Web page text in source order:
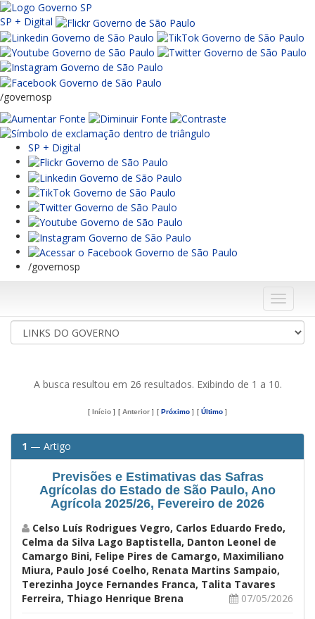
SP + Digital
/governosp
SP + Digital
/governosp
Menu
A busca resultou em 26 resultados. Exibindo de 1 a 10.
[ Início ] [ Anterior ] [ Próximo ] [ Último ]
1 — Artigo
Previsões e Estimativas das Safras
Agrícolas do Estado de São Paulo, Ano
Agrícola 2025/26, Fevereiro de 2026
Celso Luís Rodrigues Vegro, Carlos Eduardo Fredo,
Celma da Silva Lago Baptistella, Danton Leonel de
Camargo Bini, Felipe Pires de Camargo, Maximiliano
Miura, Paulo José Coelho, Renata Martins Sampaio,
Terezinha Joyce Fernandes Franca, Talita Tavares
Ferreira, Thiago Henrique Brena
07/05/2026